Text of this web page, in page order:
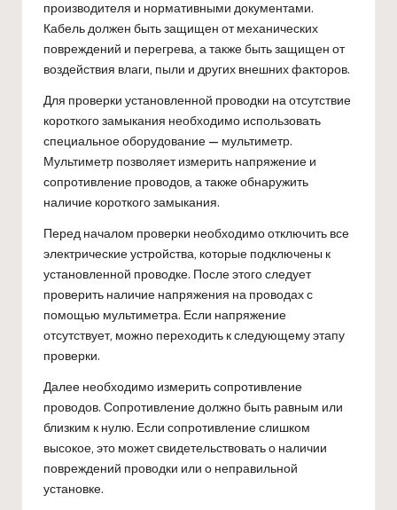
производителя и нормативными документами.
Кабель должен быть защищен от механических
повреждений и перегрева, а также быть защищен от
воздействия влаги, пыли и других внешних факторов.
Для проверки установленной проводки на отсутствие
короткого замыкания необходимо использовать
специальное оборудование — мультиметр.
Мультиметр позволяет измерить напряжение и
сопротивление проводов, а также обнаружить
наличие короткого замыкания.
Перед началом проверки необходимо отключить все
электрические устройства, которые подключены к
установленной проводке. После этого следует
проверить наличие напряжения на проводах с
помощью мультиметра. Если напряжение
отсутствует, можно переходить к следующему этапу
проверки.
Далее необходимо измерить сопротивление
проводов. Сопротивление должно быть равным или
близким к нулю. Если сопротивление слишком
высокое, это может свидетельствовать о наличии
повреждений проводки или о неправильной
установке.